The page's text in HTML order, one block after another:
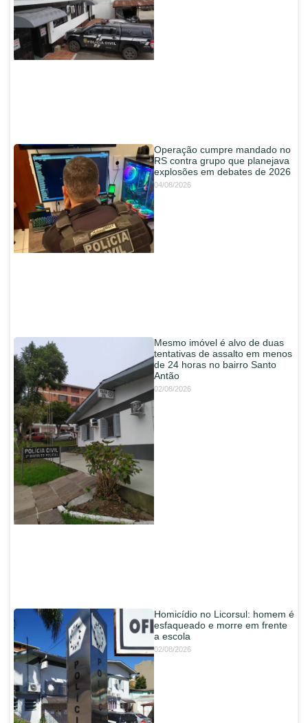
Operação cumpre mandado no
RS contra grupo que planejava
explosões em debates de 2026
04/08/2026
Mesmo imóvel é alvo de duas
tentativas de assalto em menos
de 24 horas no bairro Santo
Antão
02/08/2026
Homicídio no Licorsul: homem é
esfaqueado e morre em frente
a escola
02/08/2026